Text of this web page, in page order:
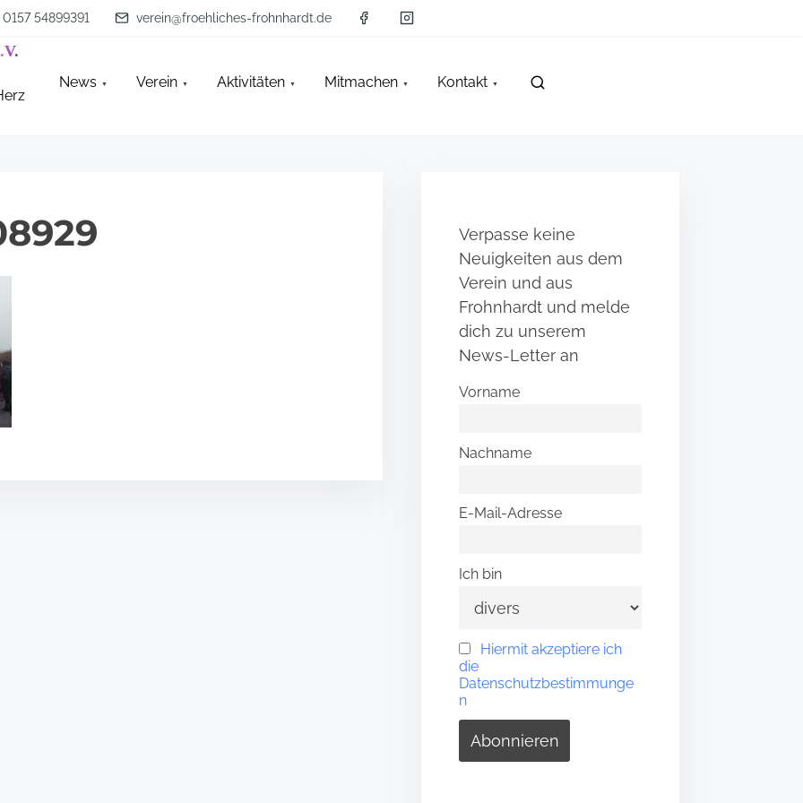
0157 54899391 verein@froehliches-frohnhardt.de
News Verein Aktivitäten Mitmachen Kontakt
Verpasse keine
Neuigkeiten aus dem
Verein und aus
Frohnhardt und melde
dich zu unserem
News-Letter an
Vorname
Nachname
E-Mail-Adresse
Ich bin
Hiermit akzeptiere ich
die
Datenschutzbestimmunge
n